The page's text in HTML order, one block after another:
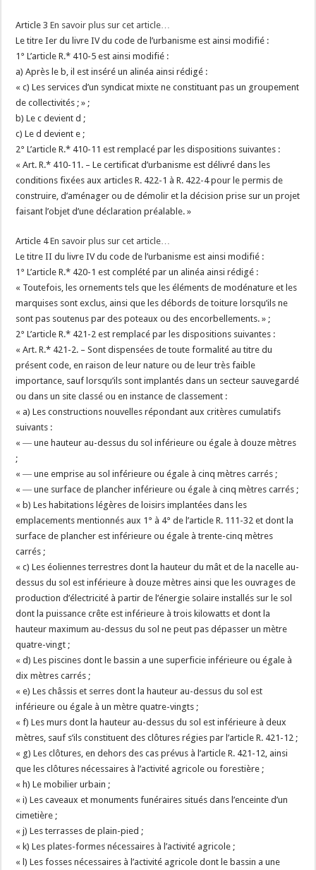
Article 3En savoir plus sur cet article…
Le titre Ier du livre IV du code de l’urbanisme est ainsi modifié :
1° L’article R.* 410-5 est ainsi modifié :
a) Après le b, il est inséré un alinéa ainsi rédigé :
« c) Les services d’un syndicat mixte ne constituant pas un groupement
de collectivités ; » ;
b) Le c devient d ;
c) Le d devient e ;
2° L’article R.* 410-11 est remplacé par les dispositions suivantes :
« Art. R.* 410-11. – Le certificat d’urbanisme est délivré dans les
conditions fixées aux articles R. 422-1 à R. 422-4 pour le permis de
construire, d’aménager ou de démolir et la décision prise sur un projet
faisant l’objet d’une déclaration préalable. »
Article 4En savoir plus sur cet article…
Le titre II du livre IV du code de l’urbanisme est ainsi modifié :
1° L’article R.* 420-1 est complété par un alinéa ainsi rédigé :
« Toutefois, les ornements tels que les éléments de modénature et les
marquises sont exclus, ainsi que les débords de toiture lorsqu’ils ne
sont pas soutenus par des poteaux ou des encorbellements. » ;
2° L’article R.* 421-2 est remplacé par les dispositions suivantes :
« Art. R.* 421-2. – Sont dispensées de toute formalité au titre du
présent code, en raison de leur nature ou de leur très faible
importance, sauf lorsqu’ils sont implantés dans un secteur sauvegardé
ou dans un site classé ou en instance de classement :
« a) Les constructions nouvelles répondant aux critères cumulatifs
suivants :
« ― une hauteur au-dessus du sol inférieure ou égale à douze mètres
;
« ― une emprise au sol inférieure ou égale à cinq mètres carrés ;
« ― une surface de plancher inférieure ou égale à cinq mètres carrés ;
« b) Les habitations légères de loisirs implantées dans les
emplacements mentionnés aux 1° à 4° de l’article R. 111-32 et dont la
surface de plancher est inférieure ou égale à trente-cinq mètres
carrés ;
« c) Les éoliennes terrestres dont la hauteur du mât et de la nacelle au-
dessus du sol est inférieure à douze mètres ainsi que les ouvrages de
production d’électricité à partir de l’énergie solaire installés sur le sol
dont la puissance crête est inférieure à trois kilowatts et dont la
hauteur maximum au-dessus du sol ne peut pas dépasser un mètre
quatre-vingt ;
« d) Les piscines dont le bassin a une superficie inférieure ou égale à
dix mètres carrés ;
« e) Les châssis et serres dont la hauteur au-dessus du sol est
inférieure ou égale à un mètre quatre-vingts ;
« f) Les murs dont la hauteur au-dessus du sol est inférieure à deux
mètres, sauf s’ils constituent des clôtures régies par l’article R. 421-12 ;
« g) Les clôtures, en dehors des cas prévus à l’article R. 421-12, ainsi
que les clôtures nécessaires à l’activité agricole ou forestière ;
« h) Le mobilier urbain ;
« i) Les caveaux et monuments funéraires situés dans l’enceinte d’un
cimetière ;
« j) Les terrasses de plain-pied ;
« k) Les plates-formes nécessaires à l’activité agricole ;
« l) Les fosses nécessaires à l’activité agricole dont le bassin a une